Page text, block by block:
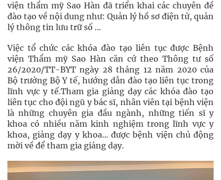
viện thẩm mỹ Sao Hàn đã triển khai các chuyên đề
đào tạo về nội dung như: Quản lý hồ sơ điện tử, quản
lý thông tin lưu trữ số …
Việc tổ chức các khóa đào tạo liên tục được Bệnh
viện Thẩm mỹ Sao Hàn căn cứ theo Thông tư số
26/2020/TT-BYT ngày 28 tháng 12 năm 2020 của
Bộ trưởng Bộ Y tế, hướng dẫn đào tạo liên tục trong
lĩnh vực y tế.Tham gia giảng dạy các khóa đào tạo
liên tục cho đội ngũ y bác sĩ, nhân viên tại bệnh viện
là những chuyên gia đầu ngành, những tiến sĩ y
khoa có nhiều năm kinh nghiệm trong lĩnh vực y
khoa, giảng dạy y khoa... được bệnh viện chủ động
mời về để tham gia giảng dạy.